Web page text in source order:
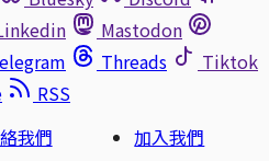
Mastodon
Threads
Tiktok
RSS
我們
加入我們